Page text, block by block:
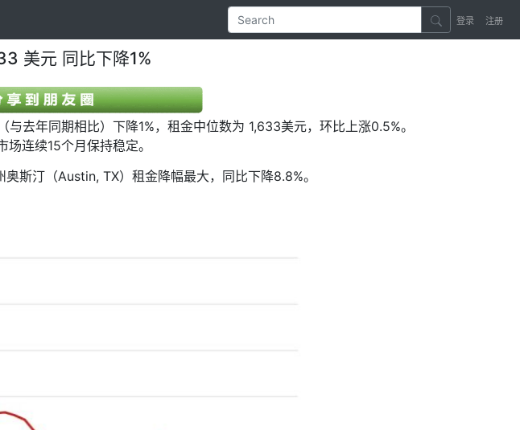
登录 注册
美元 同比下降1%
去年同期相比）下降1%，租金中位数为 1,633美元，环比上涨0.5%。
连续15个月保持稳定。
斯汀（Austin, TX）租金降幅最大，同比下降8.8%。